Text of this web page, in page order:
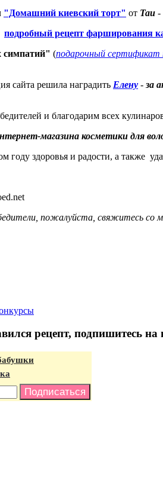
"Домашний киевский торт" от Таи -
подробный рецепт фарширования
симпатий" (подарочный сертификат
сайта решила наградить Елену - за
и благодарим всех
магазина косметики для
году здоровья и радости, а также
пожалуйста, свяжитесь со
рецепт, подпишитесь